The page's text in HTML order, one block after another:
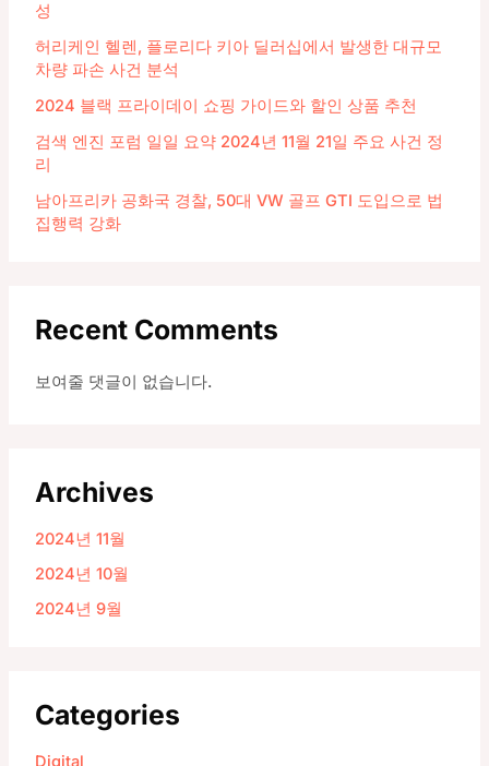
성
허리케인 헬렌, 플로리다 키아 딜러십에서 발생한 대규모
차량 파손 사건 분석
2024 블랙 프라이데이 쇼핑 가이드와 할인 상품 추천
검색 엔진 포럼 일일 요약 2024년 11월 21일 주요 사건 정
리
남아프리카 공화국 경찰, 50대 VW 골프 GTI 도입으로 법
집행력 강화
Recent Comments
보여줄 댓글이 없습니다.
Archives
2024년 11월
2024년 10월
2024년 9월
Categories
Digital